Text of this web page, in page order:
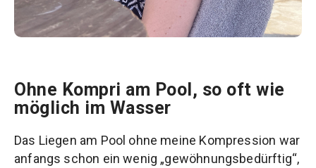
Ohne Kompri am Pool, so oft wie
möglich im Wasser
Das Liegen am Pool ohne meine Kompression war
anfangs schon ein wenig „gewöhnungsbedürftig“,